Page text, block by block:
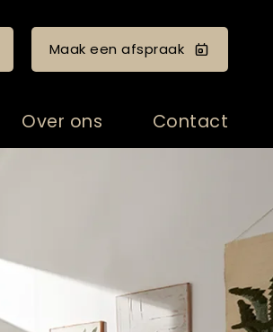
Maak een afspraak
Over ons Contact